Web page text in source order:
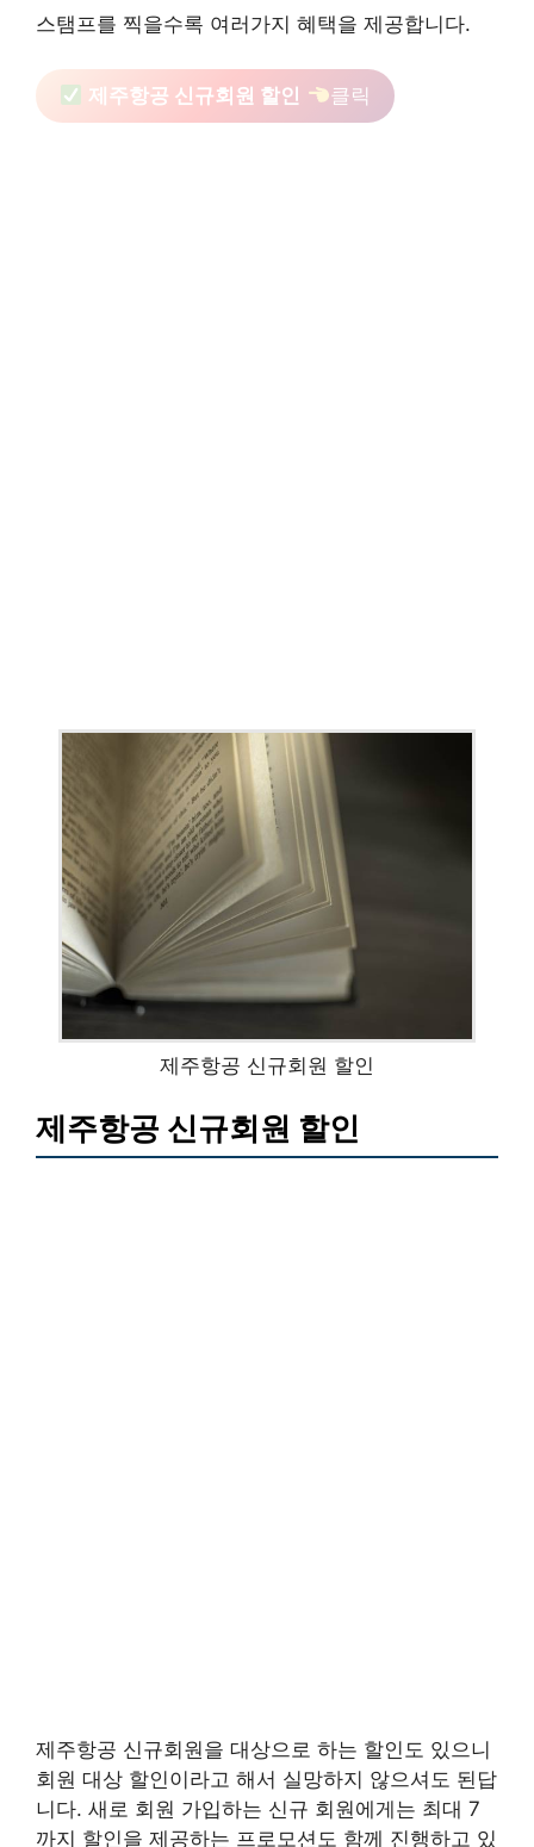
스탬프를 찍을수록 여러가지 혜택을 제공합니다.
제주항공 신규회원 할인 클릭
제주항공 신규회원 할인
제주항공 신규회원 할인
제주항공 신규회원을 대상으로 하는 할인도 있으니
회원 대상 할인이라고 해서 실망하지 않으셔도 된답
니다. 새로 회원 가입하는 신규 회원에게는 최대 7
까지 할인을 제공하는 프로모션도 함께 진행하고 있